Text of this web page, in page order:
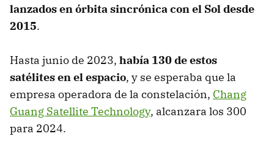
lanzados en órbita sincrónica con el Sol desde
2015.
Hasta junio de 2023, había 130 de estos
satélites en el espacio, y se esperaba que la
empresa operadora de la constelación, Chang
Guang Satellite Technology, alcanzara los 300
para 2024.